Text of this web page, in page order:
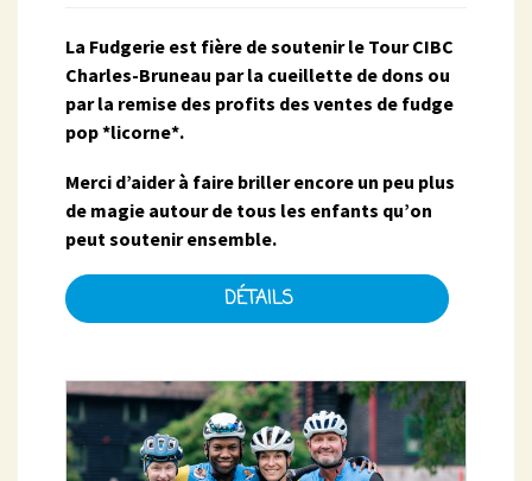
La Fudgerie est fière de soutenir le Tour CIBC
Charles-Bruneau par la cueillette de dons ou
par la remise des profits des ventes de fudge
pop *licorne*.
Merci d’aider à faire briller encore un peu plus
de magie autour de tous les enfants qu’on
peut soutenir ensemble.
DÉTAILS